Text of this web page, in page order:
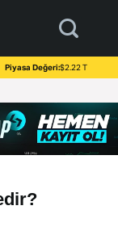
Piyasa Değeri:$2.22 T